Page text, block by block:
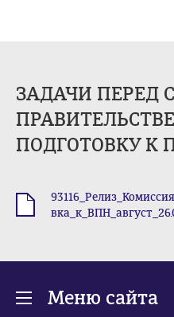
ЗАДАЧИ ПЕРЕД
ПОДГОТОВКУ К
Меню сайта